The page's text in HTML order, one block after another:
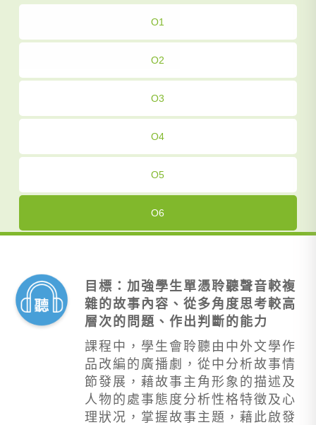
O1
O2
O3
O4
O5
O6
目標：加強學生單憑聆聽聲音較複
雜的故事內容、從多角度思考較高
層次的問題、作出判斷的能力
課程中，學生會聆聽由中外文學作
品改編的廣播劇，從中分析故事情
節發展，藉故事主角形象的描述及
人物的處事態度分析性格特徵及心
理狀况，掌握故事主題，藉此啟發